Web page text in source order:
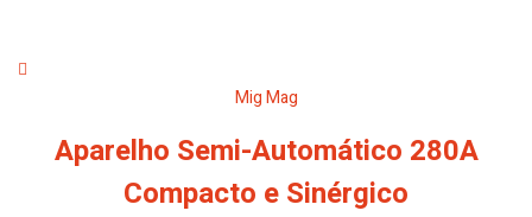
Mig Mag
Aparelho Semi-Automático 280A
Compacto e Sinérgico